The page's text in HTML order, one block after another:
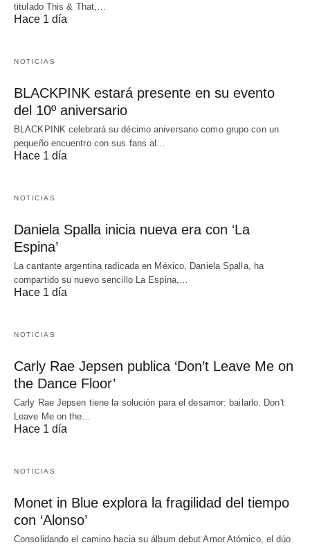
titulado This & That,…
Hace 1 día
NOTICIAS
BLACKPINK estará presente en su evento
del 10º aniversario
BLACKPINK celebrará su décimo aniversario como grupo con un
pequeño encuentro con sus fans al…
Hace 1 día
NOTICIAS
Daniela Spalla inicia nueva era con ‘La
Espina’
La cantante argentina radicada en México, Daniela Spalla, ha
compartido su nuevo sencillo La Espina,…
Hace 1 día
NOTICIAS
Carly Rae Jepsen publica ‘Don’t Leave Me on
the Dance Floor’
Carly Rae Jepsen tiene la solución para el desamor: bailarlo. Don't
Leave Me on the…
Hace 1 día
NOTICIAS
Monet in Blue explora la fragilidad del tiempo
con ‘Alonso’
Consolidando el camino hacia su álbum debut Amor Atómico, el dúo